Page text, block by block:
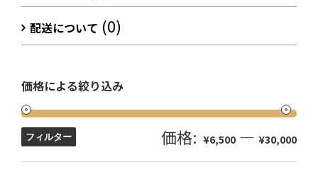
配送について (0)
価格による絞り込み
フィルター 価格: ¥6,500 — ¥30,000